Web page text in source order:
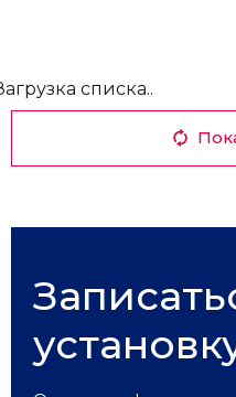
списка..